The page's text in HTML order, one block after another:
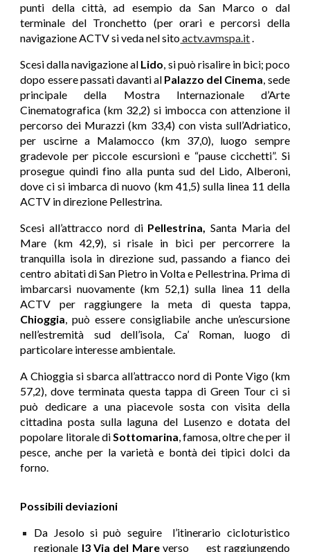
punti della città, ad esempio da San Marco o dal
terminale del Tronchetto (per orari e percorsi della
navigazione ACTV si veda nel sitoactv.avmspa.it.
Scesi dalla navigazione al Lido, si può risalire in bici; poco
dopo essere passati davanti al Palazzo del Cinema, sede
principale della Mostra Internazionale d’Arte
Cinematografica (km 32,2) si imbocca con attenzione il
percorso dei Murazzi (km 33,4) con vista sull’Adriatico,
per uscirne a Malamocco (km 37,0), luogo sempre
gradevole per piccole escursioni e “pause cicchetti”. Si
prosegue quindi fino alla punta sud del Lido, Alberoni,
dove ci si imbarca di nuovo (km 41,5) sulla linea 11 della
ACTV in direzione Pellestrina.
Scesi all’attracco nord di Pellestrina, Santa Maria del
Mare (km 42,9), si risale in bici per percorrere la
tranquilla isola in direzione sud, passando a fianco dei
centro abitati di San Pietro in Volta e Pellestrina. Prima di
imbarcarsi nuovamente (km 52,1) sulla linea 11 della
ACTV per raggiungere la meta di questa tappa,
Chioggia, può essere consigliabile anche un’escursione
nell’estremità sud dell’isola, Ca’ Roman, luogo di
particolare interesse ambientale.
A Chioggia si sbarca all’attracco nord di Ponte Vigo (km
57,2), dove terminata questa tappa di Green Tour ci si
può dedicare a una piacevole sosta con visita della
cittadina posta sulla laguna del Lusenzo e dotata del
popolare litorale diSottomarina, famosa, oltre che per il
pesce, anche per la varietà e bontà dei tipici dolci da
forno.
Possibili deviazioni
Da Jesolo si può seguire
l’itinerario cicloturistico
regionale I3 Via del Mareverso est raggiungendo